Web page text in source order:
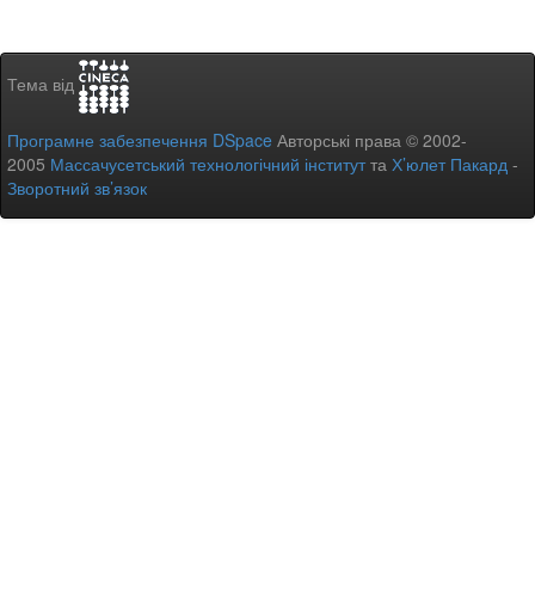
Тема від
Програмне забезпечення DSpace Авторські права © 2002-
2005 Массачусетський технологічний інститутта Х’юлет Пакард -
Зворотний зв’язок